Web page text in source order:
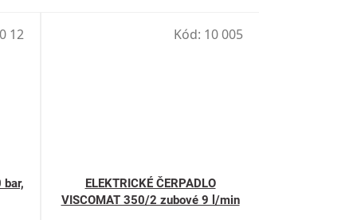
bar,
12
ELEKTRICKÉ ČERPADLO
VISCOMAT 350/2 zubové 9 l/min
Kód: 10 005